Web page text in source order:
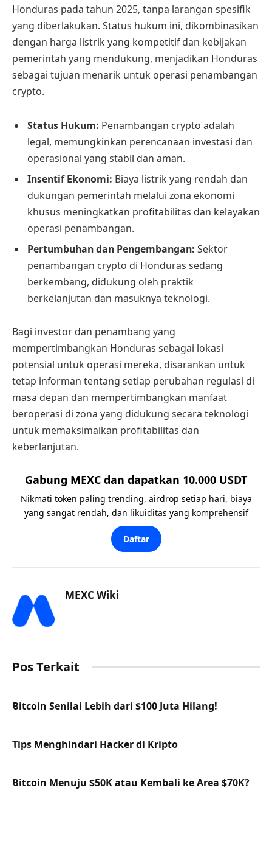
Honduras pada tahun 2025, tanpa larangan spesifik
yang diberlakukan. Status hukum ini, dikombinasikan
dengan harga listrik yang kompetitif dan kebijakan
pemerintah yang mendukung, menjadikan Honduras
sebagai tujuan menarik untuk operasi penambangan
crypto.
Status Hukum: Penambangan crypto adalah
legal, memungkinkan perencanaan investasi dan
operasional yang stabil dan aman.
Insentif Ekonomi: Biaya listrik yang rendah dan
dukungan pemerintah melalui zona ekonomi
khusus meningkatkan profitabilitas dan kelayakan
operasi penambangan.
Pertumbuhan dan Pengembangan: Sektor
penambangan crypto di Honduras sedang
berkembang, didukung oleh praktik
berkelanjutan dan masuknya teknologi.
Bagi investor dan penambang yang
mempertimbangkan Honduras sebagai lokasi
potensial untuk operasi mereka, disarankan untuk
tetap informan tentang setiap perubahan regulasi di
masa depan dan mempertimbangkan manfaat
beroperasi di zona yang didukung secara teknologi
untuk memaksimalkan profitabilitas dan
keberlanjutan.
Gabung MEXC dan dapatkan 10.000 USDT
Nikmati token paling trending, airdrop setiap hari, biaya
yang sangat rendah, dan likuiditas yang komprehensif
Daftar
MEXC Wiki
Pos Terkait
Bitcoin Senilai Lebih dari $100 Juta Hilang!
Tips Menghindari Hacker di Kripto
Bitcoin Menuju $50K atau Kembali ke Area $70K?